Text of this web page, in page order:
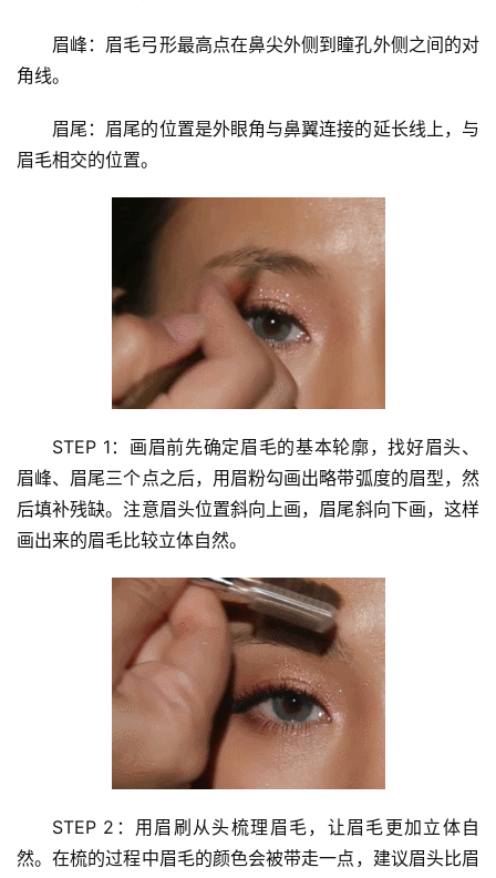
眉峰：眉毛弓形最高点在鼻尖外侧到瞳孔外侧之间的对
角线。
眉尾：眉尾的位置是外眼角与鼻翼连接的延长线上，与
眉毛相交的位置。
STEP 1：画眉前先确定眉毛的基本轮廓，找好眉头、
眉峰、眉尾三个点之后，用眉粉勾画出略带弧度的眉型，然
后填补残缺。注意眉头位置斜向上画，眉尾斜向下画，这样
画出来的眉毛比较立体自然。
STEP 2：用眉刷从头梳理眉毛，让眉毛更加立体自
然。在梳的过程中眉毛的颜色会被带走一点，建议眉头比眉